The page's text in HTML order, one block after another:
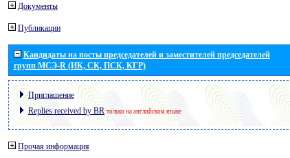
Документы
Публикации
Кандидаты на посты председателей и заместителей председателей
групп МСЭ-R (ИК, СК, ПСК, КГР)
Приглашение
Replies received by BR только на английском языке
Прочая информация